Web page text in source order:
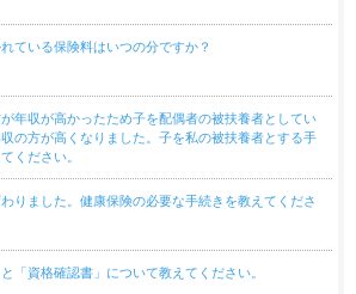
ている保険料はいつの分ですか？
年収が高かったため子を配偶者の被扶養者としてい
の方が高くなりました。子を私の被扶養者とする手
ください。
りました。健康保険の必要な手続きを教えてくださ
と「資格確認書」について教えてください。